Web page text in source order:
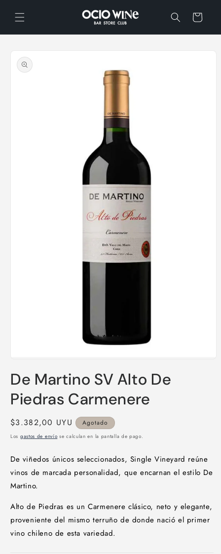
directamente
al contenido
Carrito
a la
información
multimedia
1
en
una
ventana
De Martino SV Alto De
Piedras Carmenere
Precio
habitual
$3.382,00 UYU Agotado
Los gastos de envío se calculan en la pantalla de pago.
De viñedos únicos seleccionados, Single Vineyard reúne
vinos de marcada personalidad, que encarnan el estilo De
Martino.
Alto de Piedras es un Carmenere clásico, neto y elegante,
proveniente del mismo terruño de donde nació el primer
vino chileno de esta variedad.